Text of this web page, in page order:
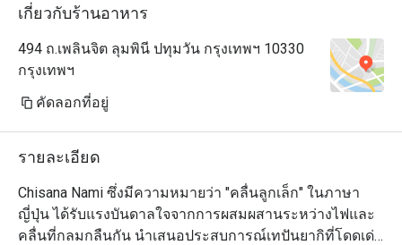
As for the food, it was delicious. The
The restaurant and staffs somehow
surprised us by bringing an Ice
cream top with a candle for my
wife's birthday. Almost all the staff
came out to sing Happy Birthday for
my wife. She was very happy about
it. These small details create a
remembrance in our mind and we will
definitely come back.
เกี่ยวกับร้านอาหาร
494 ถ.เพลินจิต ลุมพินี ปทุมวัน กรุงเทพฯ 10330
กรุงเทพฯ
คัดลอกที่อยู่
รายละเอียด
Chisana Nami ซึ่งมีความหมายว่า "คลื่นลูกเล็ก" ในภาษา
ญี่ปุ่น ได้รับแรงบันดาลใจจากการผสมผสานระหว่างไฟและ
คลื่นที่กลมกลืนกัน นำเสนอประสบการณ์เทปันยากิที่โดดเด่น